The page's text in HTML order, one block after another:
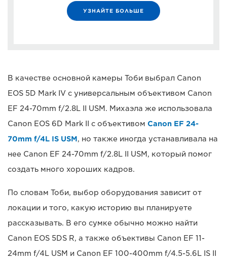
УЗНАЙТЕ БОЛЬШЕ
В качестве основной камеры Тоби выбрал Canon
EOS 5D Mark IV с универсальным объективом Canon
EF 24-70mm f/2.8L II USM. Михаэла же использовала
Canon EOS 6D Mark II с объективом Canon EF 24-
70mm f/4L IS USM, но также иногда устанавливала на
нее Canon EF 24-70mm f/2.8L II USM, который помог
создать много хороших кадров.
По словам Тоби, выбор оборудования зависит от
локации и того, какую историю вы планируете
рассказывать. В его сумке обычно можно найти
Canon EOS 5DS R, а также объективы Canon EF 11-
24mm f/4L USM и Canon EF 100-400mm f/4.5-5.6L IS II